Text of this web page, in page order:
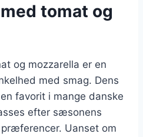
tomat og
og mozzarella er en
med smag. Dens
favorit i mange danske
efter sæsonens
Uanset om